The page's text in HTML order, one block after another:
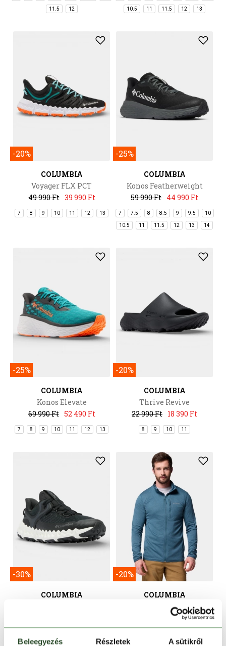
Beleegyezés Részletek A sütikről
11.5 12 10.5 11 11.5 12 13
-20%
COLUMBIA
Voyager FLX PCT
49 990 Ft 39 990 Ft
7 8 9 10 11 12 13
-25%
COLUMBIA
Konos Featherweight
59 990 Ft 44 990 Ft
7 7.5 8 8.5 9 9.5 10
10.5 11 11.5 12 13 14
-25%
COLUMBIA
Konos Elevate
69 990 Ft 52 490 Ft
7 8 9 10 11 12 13
-20%
COLUMBIA
Thrive Revive
22 990 Ft 18 390 Ft
8 9 10 11
-30%
COLUMBIA
-20%
COLUMBIA
Essential Hike Grid Fleece
Full Zip26 390 Ft